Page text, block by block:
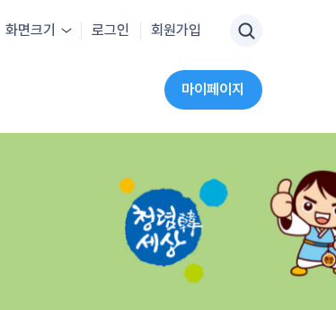
화면크기 로그인 회원가입
마이페이지